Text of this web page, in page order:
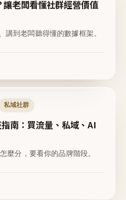
讓老闆看懂社群經營價值
講到老闆聽得懂的數據框架。
私域社群
南：買流量、私域、AI
麼分，要看你的品牌階段。